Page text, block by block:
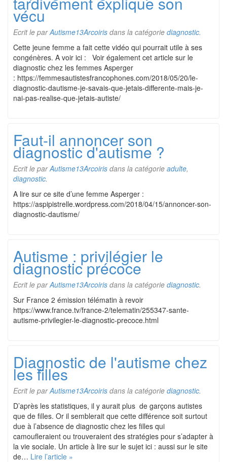
vécu
Ecrit le parAutisme13Arcoiris dans la catégorie diagnostic.
Cette jeune femme a fait cette vidéo qui pourrait utile à ses
congénères. A voir ici : Voir également cet article sur le
diagnostic chez les femmes Asperger
: https://femmesautistesfrancophones.com/2018/05/20/le-
diagnostic-dautisme-je-savais-que-jetais-differente-mais-je-
nai-pas-realise-que-jetais-autiste/
Faut-il annoncer son
diagnostic d'autisme ?
Ecrit le parAutisme13Arcoiris dans la catégorie adulte,
diagnostic.
A lire sur ce site d’une femme Asperger :
https://aspipistrelle.wordpress.com/2018/04/15/annoncer-son-
diagnostic-dautisme/
Autisme : privilégier le
diagnostic précoce
Ecrit le parAutisme13Arcoiris dans la catégorie diagnostic.
Sur France 2 émission télématin à revoir
https://www.france.tv/france-2/telematin/255347-sante-
autisme-privilegier-le-diagnostic-precoce.html
Diagnostic de l'autisme chez
les filles
Ecrit le parAutisme13Arcoiris dans la catégorie diagnostic.
D’après les statistiques, il y aurait plus de garçons autistes
que de filles. Or il semblerait que cette différence soit surtout
due à l’absence de diagnostic chez les filles qui
camoufleraient ou trouveraient des stratégies pour s’adapter à
la vie sociale. Un article à lire sur le sujet ici : aussi sur le site
de… Lire l’article »